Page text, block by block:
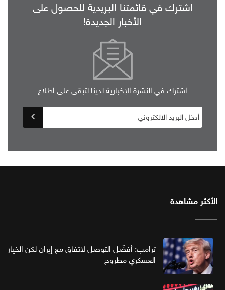
اشترك في قائمتنا البريدية للحصول على
الأخبار الجديدة!
اشترك في النشرة الإخبارية لدينا لتبقى على اطلاع
الأكثر مشاهدة
ترامب: أفضّل التوصل لاتفاق مع إيران لكن الخيار
العسكري مطروح